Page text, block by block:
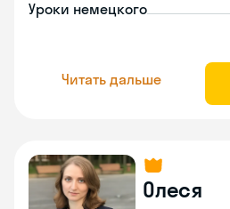
Уроки немецкого
Читать дальше
Олеся